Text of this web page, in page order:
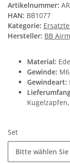
Artikelnummer:
HAN: BB1077
Kategorie:
Hersteller: BB
Material:
Gewinde: M6
Gewindeart:
Set
Bitte wählen